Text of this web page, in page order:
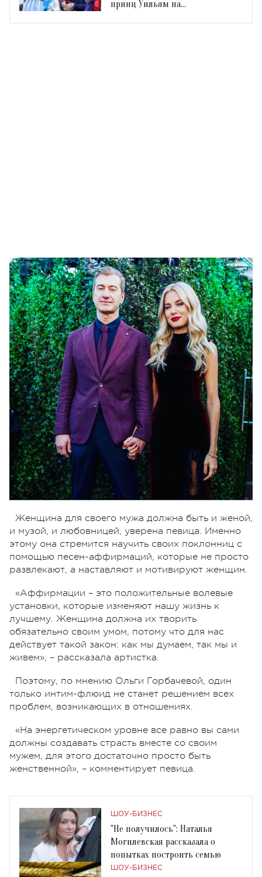
принц Уильям на
Женщина для своего мужа должна быть и женой,
и музой, и любовницей, уверена певица. Именно
этому она стремится научить своих поклонниц с
помощью песен-аффирмаций, которые не просто
развлекают, а наставляют и мотивируют женщин.
«Аффирмации – это положительные волевые
установки, которые изменяют нашу жизнь к
лучшему. Женщина должна их творить
обязательно своим умом, потому что для нас
действует такой закон: как мы думаем, так мы и
живем», – рассказала артистка.
Поэтому, по мнению Ольги Горбачевой, один
только интим-флюид не станет решением всех
проблем, возникающих в отношениях.
«На энергетическом уровне все равно вы сами
должны создавать страсть вместе со своим
мужем, для этого достаточно просто быть
женственной», – комментирует певица.
ШОУ-БИЗНЕС
"Не получилось": Наталья
Могилевская рассказала о
попытках построить семью
ШОУ-БИЗНЕС